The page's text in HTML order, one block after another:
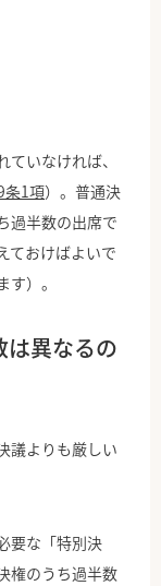
いなければ、
条1項）。普通決
過半数の出席で
ておけばよいで
）。
異なるの
議よりも厳しい
要な「特別決
権のうち過半数